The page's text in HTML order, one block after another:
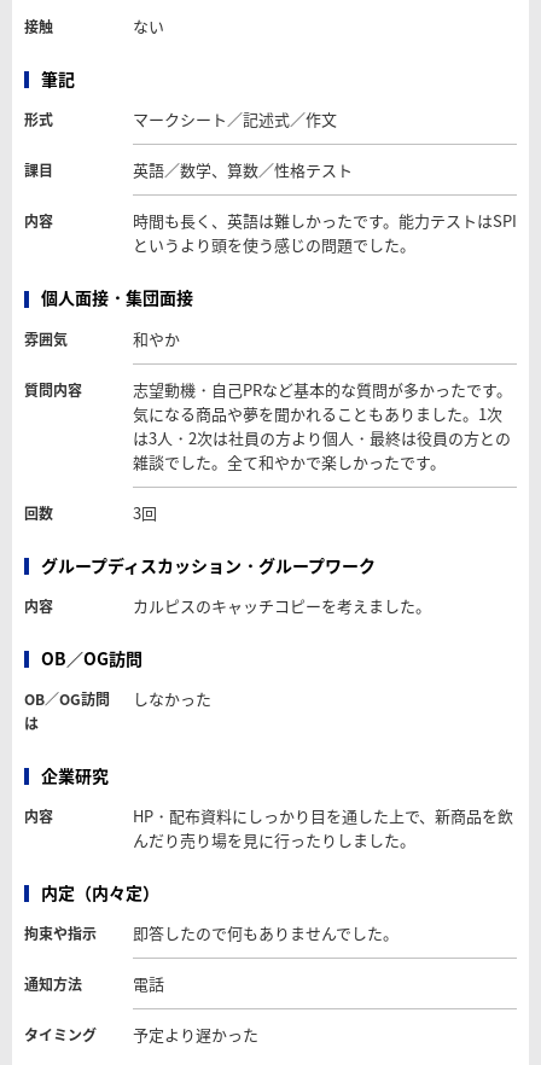
接触 ない
筆記
形式 マークシート／記述式／作文
課目 英語／数学、算数／性格テスト
内容
時間も長く、英語は難しかったです。能力テストはSPI
というより頭を使う感じの問題でした。
個人面接・集団面接
雰囲気 和やか
質問内容
志望動機・自己PRなど基本的な質問が多かったです。
気になる商品や夢を聞かれることもありました。1次
は3人・2次は社員の方より個人・最終は役員の方との
雑談でした。全て和やかで楽しかったです。
回数 3回
グループディスカッション・グループワーク
内容 カルピスのキャッチコピーを考えました。
OB／OG訪問
OB／OG訪問
は
しなかった
企業研究
内容
HP・配布資料にしっかり目を通した上で、新商品を飲
んだり売り場を見に行ったりしました。
内定（内々定）
拘束や指示 即答したので何もありませんでした。
通知方法 電話
タイミング 予定より遅かった